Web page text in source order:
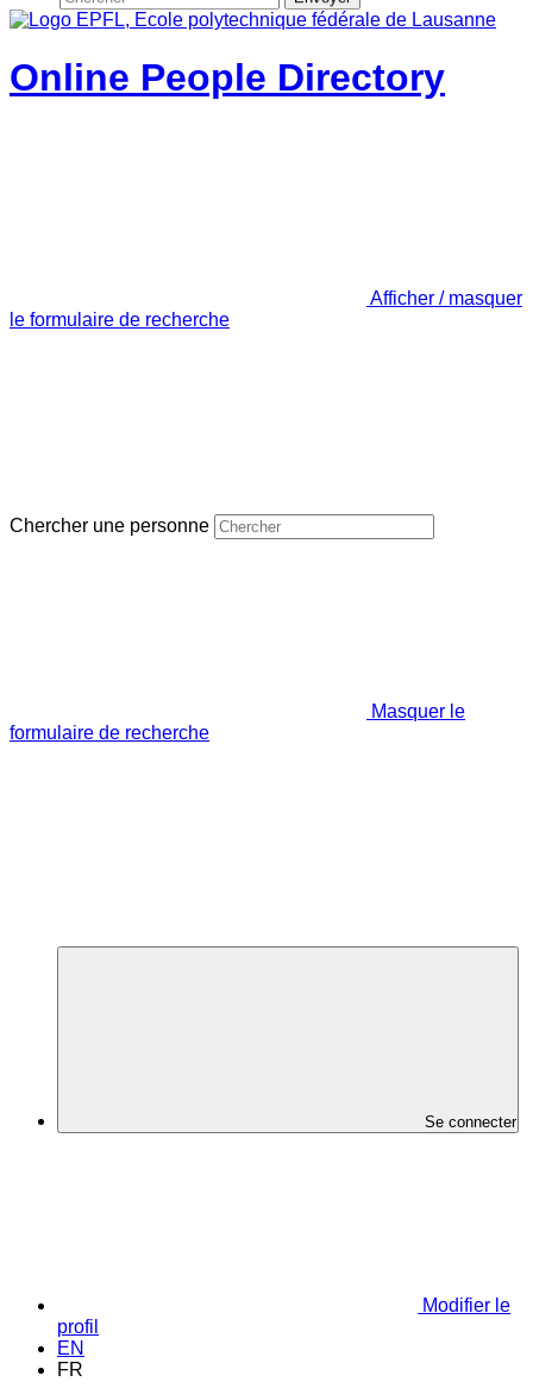
Online People Directory
Afficher / masquer
le formulaire de recherche
Chercher une personne
Masquer le
formulaire de recherche
Se connecter
Modifier le
profil
EN
FR